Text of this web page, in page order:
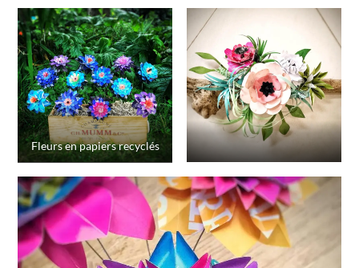
Fleurs en papiers recyclés